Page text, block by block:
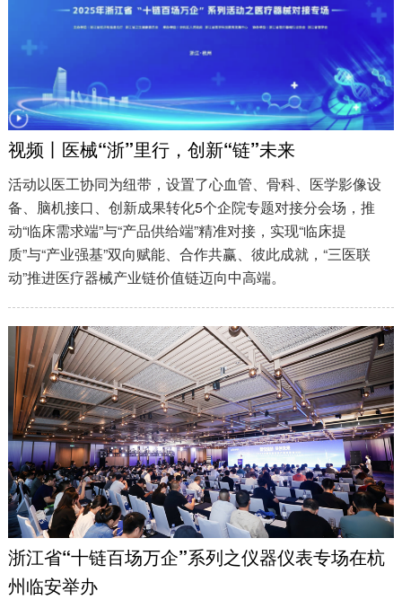
视频丨医械“浙”里行，创新“链”未来
活动以医工协同为纽带，设置了心血管、骨科、医学影像设
备、脑机接口、创新成果转化5个企院专题对接分会场，推
动“临床需求端”与“产品供给端”精准对接，实现“临床提
质”与“产业强基”双向赋能、合作共赢、彼此成就，“三医联
动”推进医疗器械产业链价值链迈向中高端。
浙江省“十链百场万企”系列之仪器仪表专场在杭
州临安举办